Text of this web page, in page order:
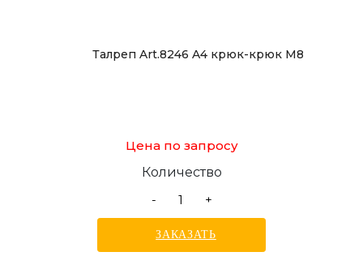
Талреп Art.8246 A4 крюк-крюк М8
Цена по запросу
Количество
-
+
ЗАКАЗАТЬ